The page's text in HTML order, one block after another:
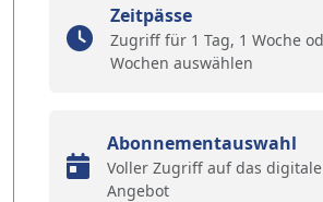
Zeitpässe
Zugriff für 1 Tag, 1 Woche
Wochen auswählen
Abonnementauswahl
Voller Zugriff auf das digitale
Angebot